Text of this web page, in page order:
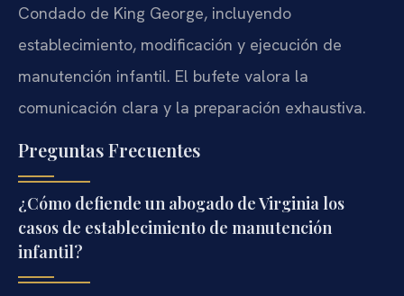
Condado de King George, incluyendo
establecimiento, modificación y ejecución de
manutención infantil. El bufete valora la
comunicación clara y la preparación exhaustiva.
Preguntas Frecuentes
¿Cómo defiende un abogado de Virginia los
casos de establecimiento de manutención
infantil?